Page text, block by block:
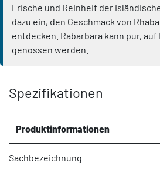
Frische und Reinheit der
dazu ein, den Geschmack von
entdecken. Rabarbara kann pur,
genossen werden.
Spezifikationen
Produktinformationen
Sachbezeichnung